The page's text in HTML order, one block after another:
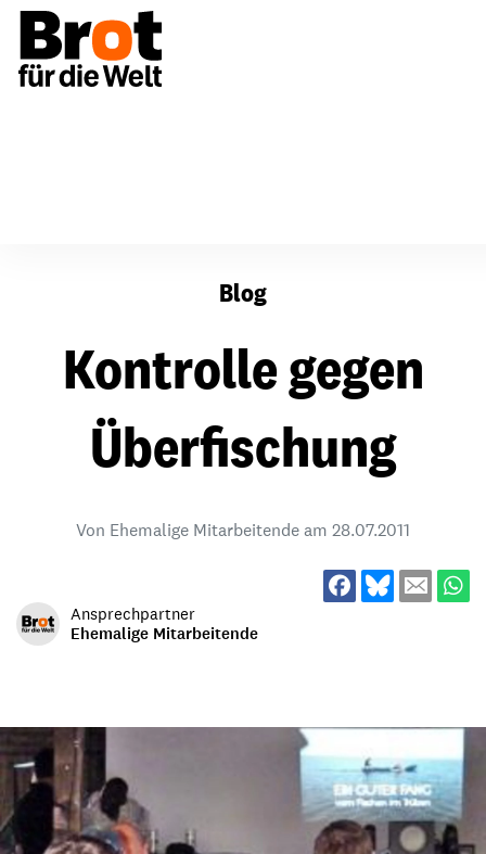
Blog
Kontrolle gegen
Überfischung
Von Ehemalige Mitarbeitende am 28.07.2011
Ansprechpartner
Ehemalige Mitarbeitende